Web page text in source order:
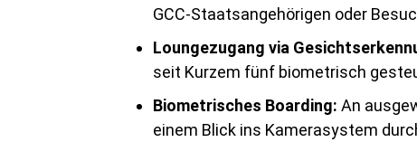
GCC-Staatsangehörigen oder
Loungezugang via
seit Kurzem fünf biometrisch
Biometrisches Boarding: An
einem Blick ins Kamerasystem